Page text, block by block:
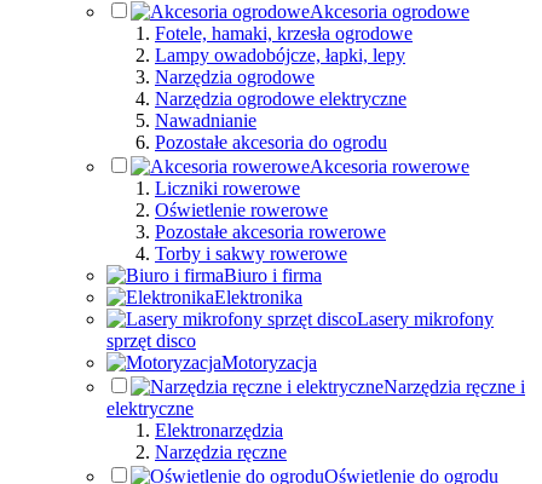
Akcesoria ogrodowe
Fotele, hamaki, krzesła ogrodowe
Lampy owadobójcze, łapki, lepy
Narzędzia ogrodowe
Narzędzia ogrodowe elektryczne
Nawadnianie
Pozostałe akcesoria do ogrodu
Akcesoria rowerowe
Liczniki rowerowe
Oświetlenie rowerowe
Pozostałe akcesoria rowerowe
Torby i sakwy rowerowe
Biuro i firma
Elektronika
Lasery mikrofony
sprzęt disco
Motoryzacja
Narzędzia ręczne i
elektryczne
Elektronarzędzia
Narzędzia ręczne
Oświetlenie do ogrodu